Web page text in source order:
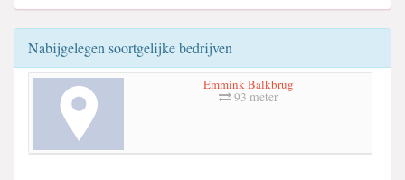
Nabijgelegen soortgelijke bedrijven
Emmink Balkbrug
93 meter